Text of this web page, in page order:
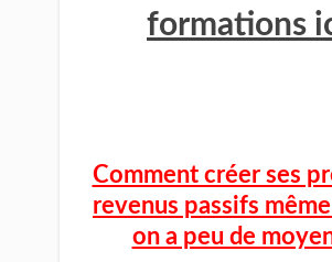
formations
Comment créer ses
revenus passifs
on a peu de